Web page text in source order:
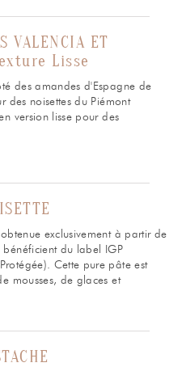
VALENCIA ET
Lisse
des amandes d'Espagne de
des noisettes du Piémont
version lisse pour des
exclusivement à partir de
bénéficient du label IGP
Cette pure pâte est
mousses, de glaces et